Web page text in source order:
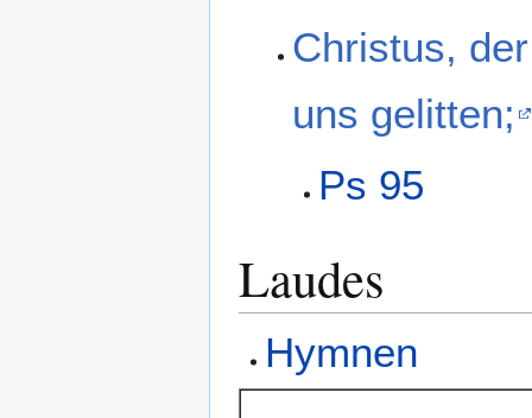
Christus,
uns gelitten;
Ps 95
Laudes
Hymnen